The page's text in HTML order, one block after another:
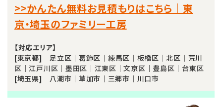
>>かんたん無料お見積もりはこちら｜東
京・埼玉のファミリー工房
【対応エリア】
[東京都] 足立区｜葛飾区｜練馬区｜板橋区｜北区｜荒川
区｜江戸川区｜墨田区｜江東区｜文京区｜豊島区｜台東区
[埼玉県]
八潮市｜草加市｜三郷市｜川口市